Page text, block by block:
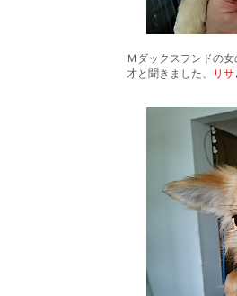
Ｍダックスフンドの
才と聞きました、
リサ